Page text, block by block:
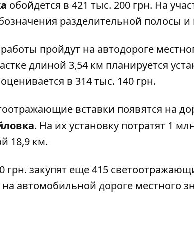
обойдется в 421 тыс. 200 грн. На
разделительной полосы
пройдут на автодороге
длиной 3,54 км планируется
в 314 тыс. 140 грн.
вставки появятся на
. На их установку потратят 1
18,9 км.
грн. закупят еще 415
автомобильной дороге местного